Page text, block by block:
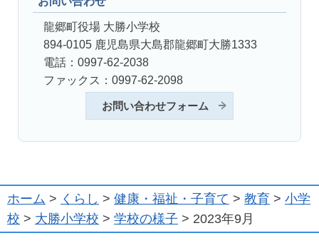
龍郷町役場 大勝小学校
894-0105 鹿児島県大島郡龍郷町大勝1333
電話：0997-62-2038
ファックス：0997-62-2098
お問い合わせフォーム
ホーム > くらし > 健康・福祉・子育て > 教育 > 小学
校 > 大勝小学校 > 学校の様子 > 2023年9月